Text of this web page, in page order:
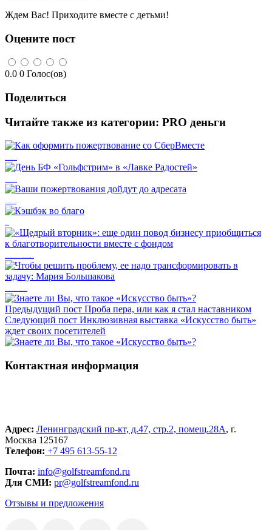
Ждем Вас! Приходите вместе с детьми!
Оцените пост
0.0 0 Голос(ов)
Поделиться
Читайте также из категории: PRO деньги
Предыдущий пост Проба пера, или как я стал наставником
Следующий пост Инклюзивная выставка «Искусство быть»
ждет своих посетителей
Контактная информация
Адрес: Ленинградский пр-кт, д.47, стр.2, помещ.28А, г.
Москва 125167
Телефон: +7 495 613-55-12
Почта: info@golfstreamfond.ru
Для СМИ: pr@golfstreamfond.ru
Отзывы и предложения